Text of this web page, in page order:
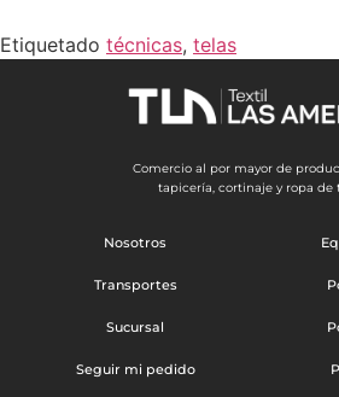
Etiquetado técnicas, telas
Comercio al por mayor de
tapicería, cortinaje y ropa de
Nosotros
Transportes
Sucursal
Seguir mi pedido